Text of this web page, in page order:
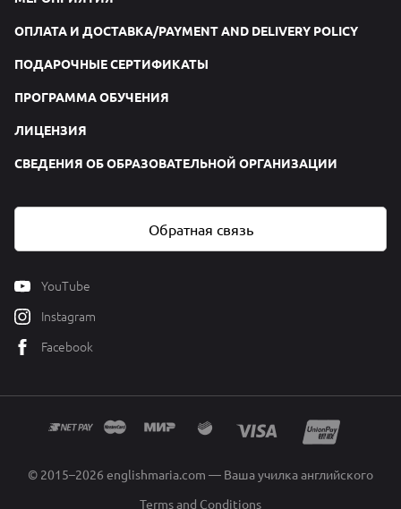
Обратная связь
YouTube
Instagram
Facebook
ОПЛАТА И ДОСТАВКА/PAYMENT AND DELIVERY POLICY
ПОДАРОЧНЫЕ СЕРТИФИКАТЫ
ПРОГРАММА ОБУЧЕНИЯ
ЛИЦЕНЗИЯ
СВЕДЕНИЯ ОБ ОБРАЗОВАТЕЛЬНОЙ ОРГАНИЗАЦИИ
© 2015–2026 englishmaria.com — Ваша училка английского
Terms and Conditions